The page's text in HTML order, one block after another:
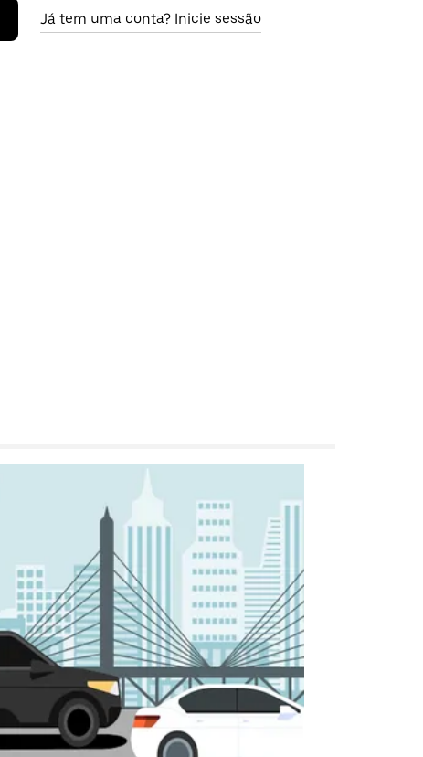
Já tem uma conta? Inicie sessão